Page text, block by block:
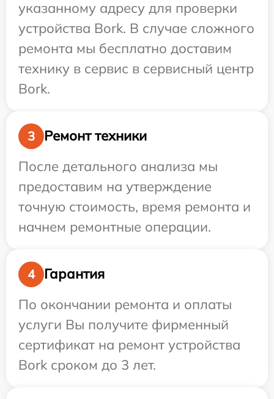
указанному адресу для проверки
устройства Bork. В случае сложного
ремонта мы бесплатно доставим
технику в сервис в сервисный центр
Bork.
3
Ремонт техники
После детального анализа мы
предоставим на утверждение
точную стоимость, время ремонта и
начнем ремонтные операции.
4
Гарантия
По окончании ремонта и оплаты
услуги Вы получите фирменный
сертификат на ремонт устройства
Bork сроком до 3 лет.